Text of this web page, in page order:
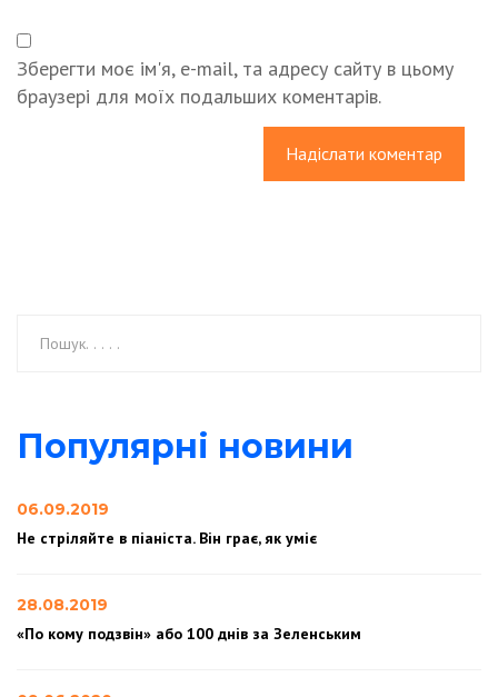
Зберегти моє ім'я, e-mail, та адресу сайту в цьому
браузері для моїх подальших коментарів.
Популярні новини
06.09.2019
Не стріляйте в піаніста. Він грає, як уміє
28.08.2019
«По кому подзвін» або 100 днів за Зеленським